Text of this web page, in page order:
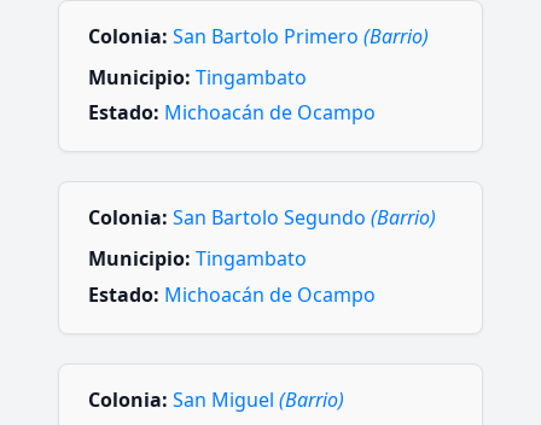
Colonia: San Bartolo Primero (Barrio)
Municipio: Tingambato
Estado: Michoacán de Ocampo
Colonia: San Bartolo Segundo (Barrio)
Municipio: Tingambato
Estado: Michoacán de Ocampo
Colonia: San Miguel (Barrio)